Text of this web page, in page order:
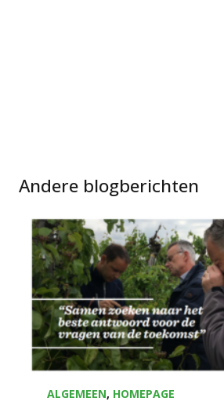
Andere blogberichten
ALGEMEEN, HOMEPAGE